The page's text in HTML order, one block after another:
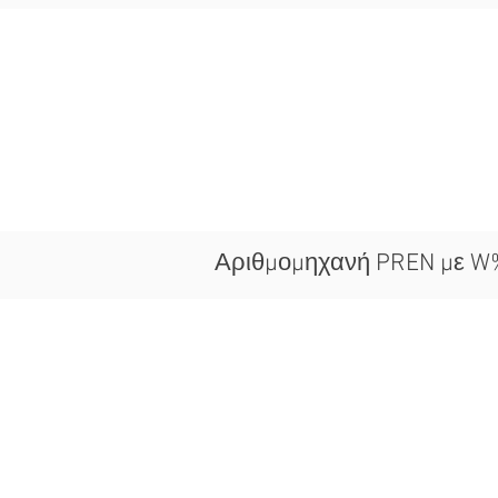
Αριθμομηχανή PREN με